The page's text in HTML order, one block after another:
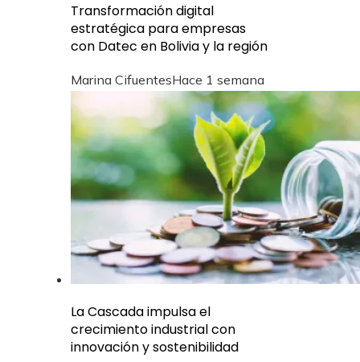
Transformación digital
estratégica para empresas
con Datec en Bolivia y la región
Marina CifuentesHace 1 semana
La Cascada impulsa el
crecimiento industrial con
innovación y sostenibilidad